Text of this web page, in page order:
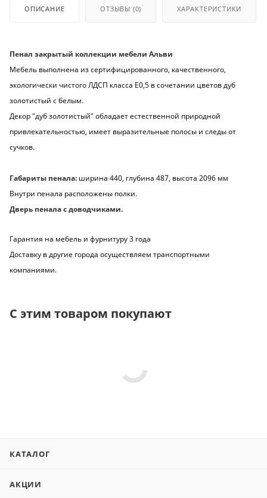
ОПИСАНИЕ ОТЗЫВЫ (0) ХАРАКТЕРИСТИКИ
Пенал закрытый коллекции мебели Альви
Мебель выполнена из сертифицированного, качественного,
экологически чистого ЛДСП класса Е0,5 в сочетании цветов дуб
золотистый с белым.
Декор "дуб золотистый" обладает естественной природной
привлекательностью, имеет выразительные полосы и следы от
сучков.
Габариты пенала: ширина 440, глубина 487, высота 2096 мм
Внутри пенала расположены полки.
Дверь пенала с доводчиками.
Гарантия на мебель и фурнитуру 3 года
Доставку в другие города осуществляем транспортными
компаниями.
С этим товаром покупают
КАТАЛОГ
АКЦИИ